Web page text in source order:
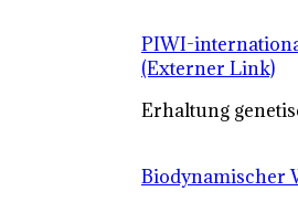
PIWI-
(Externer Link)
Erhaltung
Biodynamischer